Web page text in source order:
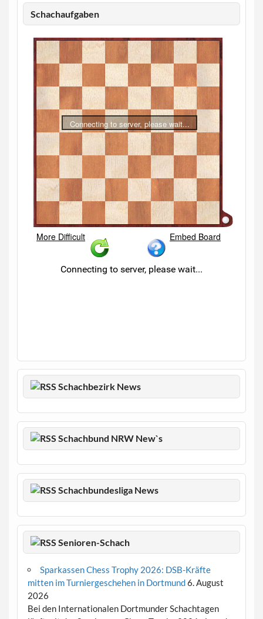
Schachaufgaben
Schachbezirk News
Schachbund NRW New`s
Schachbundesliga News
Senioren-Schach
Sparkassen Chess Trophy 2026: DSB-Kräfte
mitten im Turniergeschehen in Dortmund6. August
2026
Bei den Internationalen Dortmunder Schachtagen